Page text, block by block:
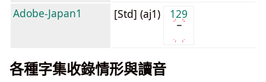
Adobe-Japan1
[Std] (aj1) 129
各種字集收錄情形與讀音